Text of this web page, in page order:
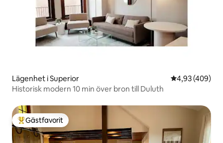
Lägenhet i Superior 4,93 av 5 i
4,93 (409)
Historisk modern 10 min över bron till Duluth
Populär gästfavorit
Gästfavorit